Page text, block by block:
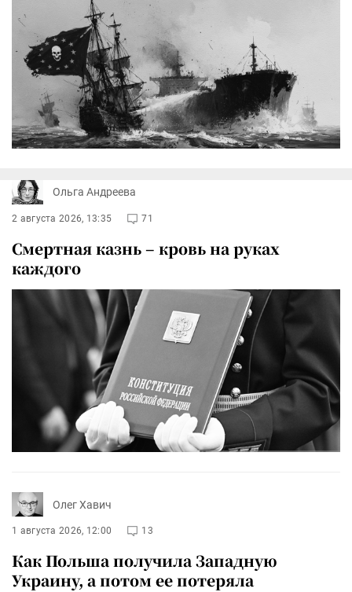
Ольга Андреева
2 августа 2026, 13:35 71
Смертная казнь – кровь на руках
каждого
Олег Хавич
1 августа 2026, 12:00 13
Как Польша получила Западную
Украину, а потом ее потеряла